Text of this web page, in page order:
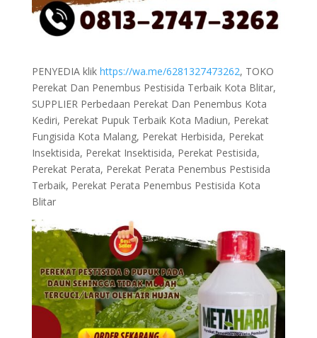
PENYEDIA klik https://wa.me/6281327473262, TOKO
Perekat Dan Penembus Pestisida Terbaik Kota Blitar,
SUPPLIER Perbedaan Perekat Dan Penembus Kota
Kediri, Perekat Pupuk Terbaik Kota Madiun, Perekat
Fungisida Kota Malang, Perekat Herbisida, Perekat
Insektisida, Perekat Insektisida, Perekat Pestisida,
Perekat Perata, Perekat Perata Penembus Pestisida
Terbaik, Perekat Perata Penembus Pestisida Kota
Blitar